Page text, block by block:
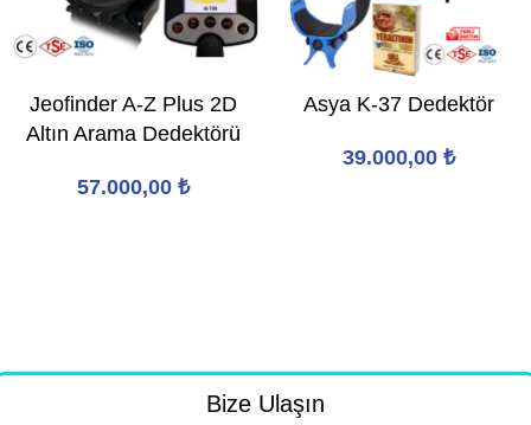
Jeofinder A-Z Plus 2D
Altın Arama Dedektörü
57.000,00 ₺
Asya K-37 Dedektör
39.000,00 ₺
Bize Ulaşın